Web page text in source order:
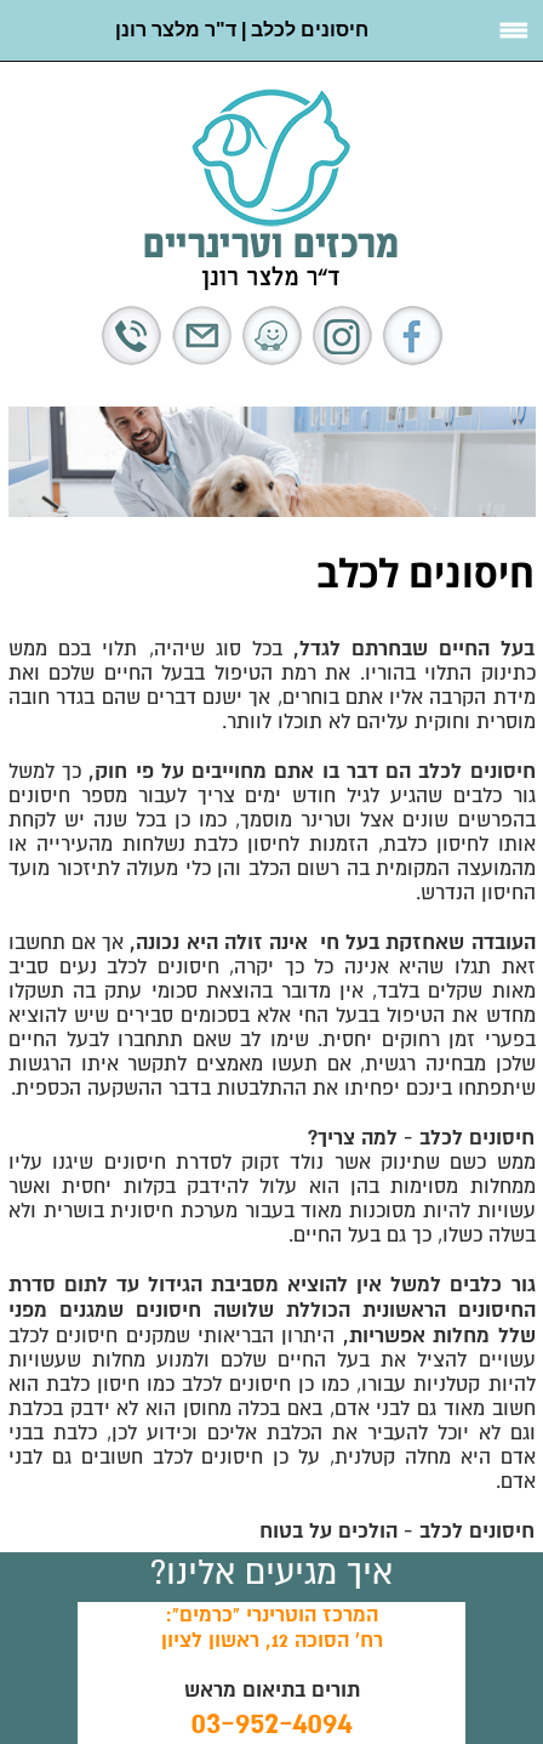
חיסונים לכלב | ד"ר מלצר רונן
חיסונים לכלב
בעל החיים שבחרתם לגדל,בכל סוג שיהיה, תלוי בכם ממש
כתינוק התלוי בהוריו. את רמת הטיפול בבעל החיים שלכם ואת
מידת הקרבה אליו אתם בוחרים, אך ישנם דברים שהם בגדר חובה
מוסרית וחוקית עליהם לא תוכלו לוותר.
חיסונים לכלב הם דבר בו אתם מחוייבים על פי חוק, כך למשל
גור כלבים שהגיע לגיל חודש ימים צריך לעבור מספר חיסונים
בהפרשים שונים אצל וטרינר מוסמך, כמו כן בכל שנה יש לקחת
אותו לחיסון כלבת, הזמנות לחיסון כלבת נשלחות מהעירייה או
מהמועצה המקומית בה רשום הכלב והן כלי מעולה לתיזכור מועד
החיסון הנדרש.
העובדה שאחזקת בעל חי אינה זולה היא נכונה, אך אם תחשבו
זאת תגלו שהיא אנינה כל כך יקרה, חיסונים לכלב נעים סביב
מאות שקלים בלבד, אין מדובר בהוצאת סכומי עתק בה תשקלו
מחדש את הטיפול בבעל החי אלא בסכומים סבירים שיש להוציא
בפערי זמן רחוקים יחסית. שימו לב שאם תתחברו לבעל החיים
שלכן מבחינה רגשית, אם תעשו מאמצים לתקשר איתו הרגשות
שיתפתחו בינכם יפחיתו את ההתלבטות בדבר ההשקעה הכספית.
חיסונים לכלב - למה צריך?
ממש כשם שתינוק אשר נולד זקוק לסדרת חיסונים שיגנו עליו
ממחלות מסוימות בהן הוא עלול להידבק בקלות יחסית ואשר
עשויות להיות מסוכנות מאוד בעבור מערכת חיסונית בושרית ולא
בשלה כשלו, כך גם בעל החיים.
גור כלבים למשל אין להוציא מסביבת הגידול עד לתום סדרת
החיסונים הראשונית הכוללת שלושה חיסונים שמגנים מפני
שלל מחלות אפשריות, היתרון הבריאותי שמקנים חיסונים לכלב
עשויים להציל את בעל החיים שלכם ולמנוע מחלות שעשויות
להיות קטלניות עבורו, כמו כן חיסונים לכלב כמו חיסון כלבת הוא
חשוב מאוד גם לבני אדם, באם בכלה מחוסן הוא לא ידבק בכלבת
וגם לא יוכל להעביר את הכלבת אליכם וכידוע לכן, כלבת בבני
אדם היא מחלה קטלנית, על כן חיסונים לכלב חשובים גם לבני
אדם.
חיסונים לכלב - הולכים על בטוח
איך מגיעים אלינו?
המרכז הוטרינרי "כרמים":
רח' הסוכה 12, ראשון לציון
תורים בתיאום מראש
03-952-4094